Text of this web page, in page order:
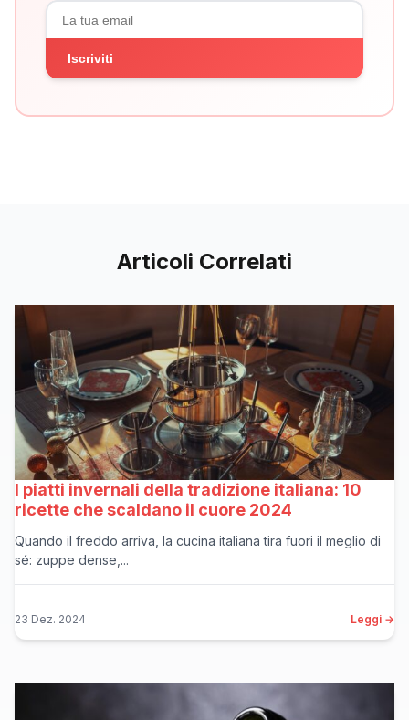
Iscriviti
Articoli Correlati
I piatti invernali della tradizione italiana: 10
ricette che scaldano il cuore 2024
Quando il freddo arriva, la cucina italiana tira fuori il meglio di
sé: zuppe dense,...
23 Dez. 2024 Leggi →